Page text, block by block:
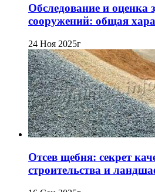
Обследование и оценка
сооружений: общая
24 Ноя 2025г
Отсев щебня: секрет
строительства и